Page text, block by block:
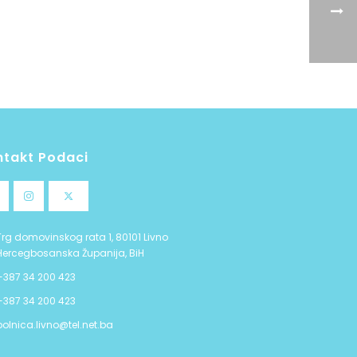
Podaci
domovinskog rata 1, 80101 Livno
Županija, BiH
34 200 423
34 200 423